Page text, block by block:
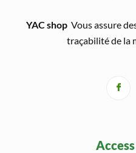
YAC shopVous assure
traçabilité de la